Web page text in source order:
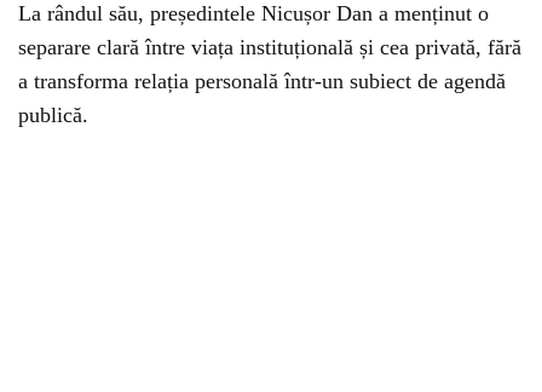
La rândul său, președintele Nicușor Dan a menținut o
separare clară între viața instituțională și cea privată, fără
a transforma relația personală într-un subiect de agendă
publică.